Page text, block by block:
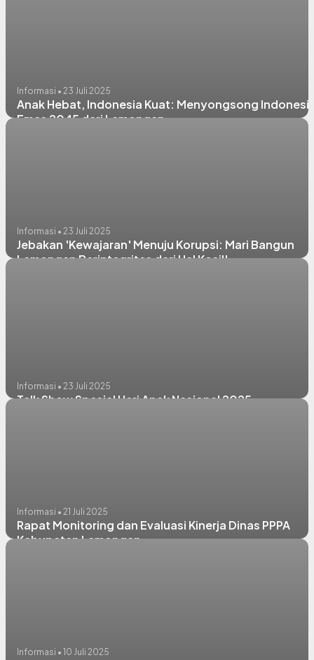
Informasi • 23 Juli 2025
Anak Hebat, Indonesia Kuat: Menyongsong
Emas 2045 dari Lamongan
Informasi • 23 Juli 2025
Jebakan 'Kewajaran' Menuju Korupsi: Mari Bangun
Lamongan Berintegritas dari Hal Kecil!
Informasi • 23 Juli 2025
Talk Show Spesial Hari Anak Nasional 2025
Informasi • 21 Juli 2025
Rapat Monitoring dan Evaluasi Kinerja Dinas PPPA
Kabupaten Lamongan
Informasi • 10 Juli 2025